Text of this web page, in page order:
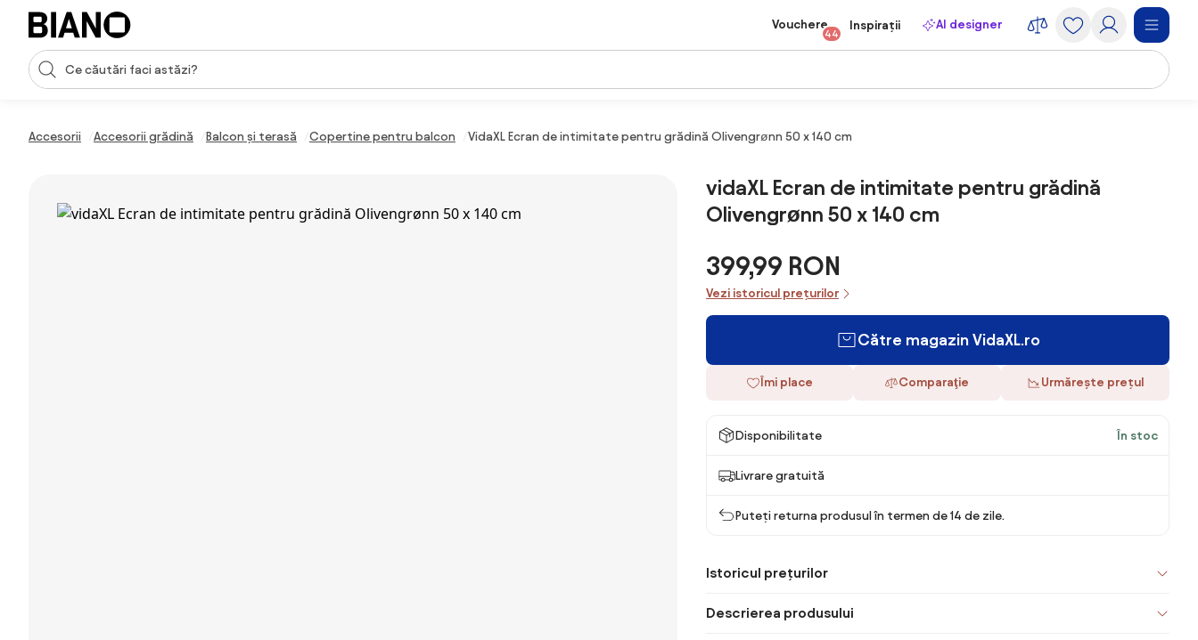
Sari peste navigare, accesează conținutul
Introducerea căutării
Vouchere
44
Inspirații AI designer
Accesorii Accesorii grădină Balcon și terasă Copertine pentru balcon VidaXL Ecran de intimitate pentru grădină Olivengrønn 50 x 140 cm
vidaXL Ecran de intimitate pentru grădină
Olivengrønn 50 x 140 cm
399,99 RON
Vezi istoricul prețurilor
Către magazin VidaXL.ro
Îmi place Comparaţie Urmărește prețul
Disponibilitate În stoc
Livrare gratuită
Puteți returna produsul în termen de 14 de zile.
Istoricul prețurilor
Descrierea produsului